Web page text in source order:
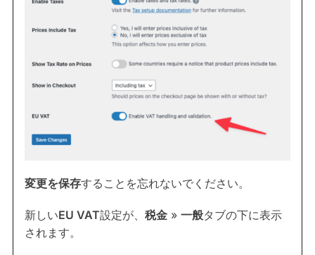
変更を保存することを忘れないでください。
新しいEU VAT設定が、 税金 » 一般タブの下に表示
されます。